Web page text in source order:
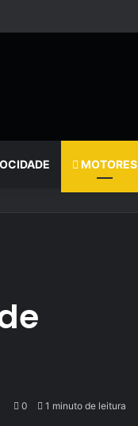
MOTORES
0 1 minuto de leitura